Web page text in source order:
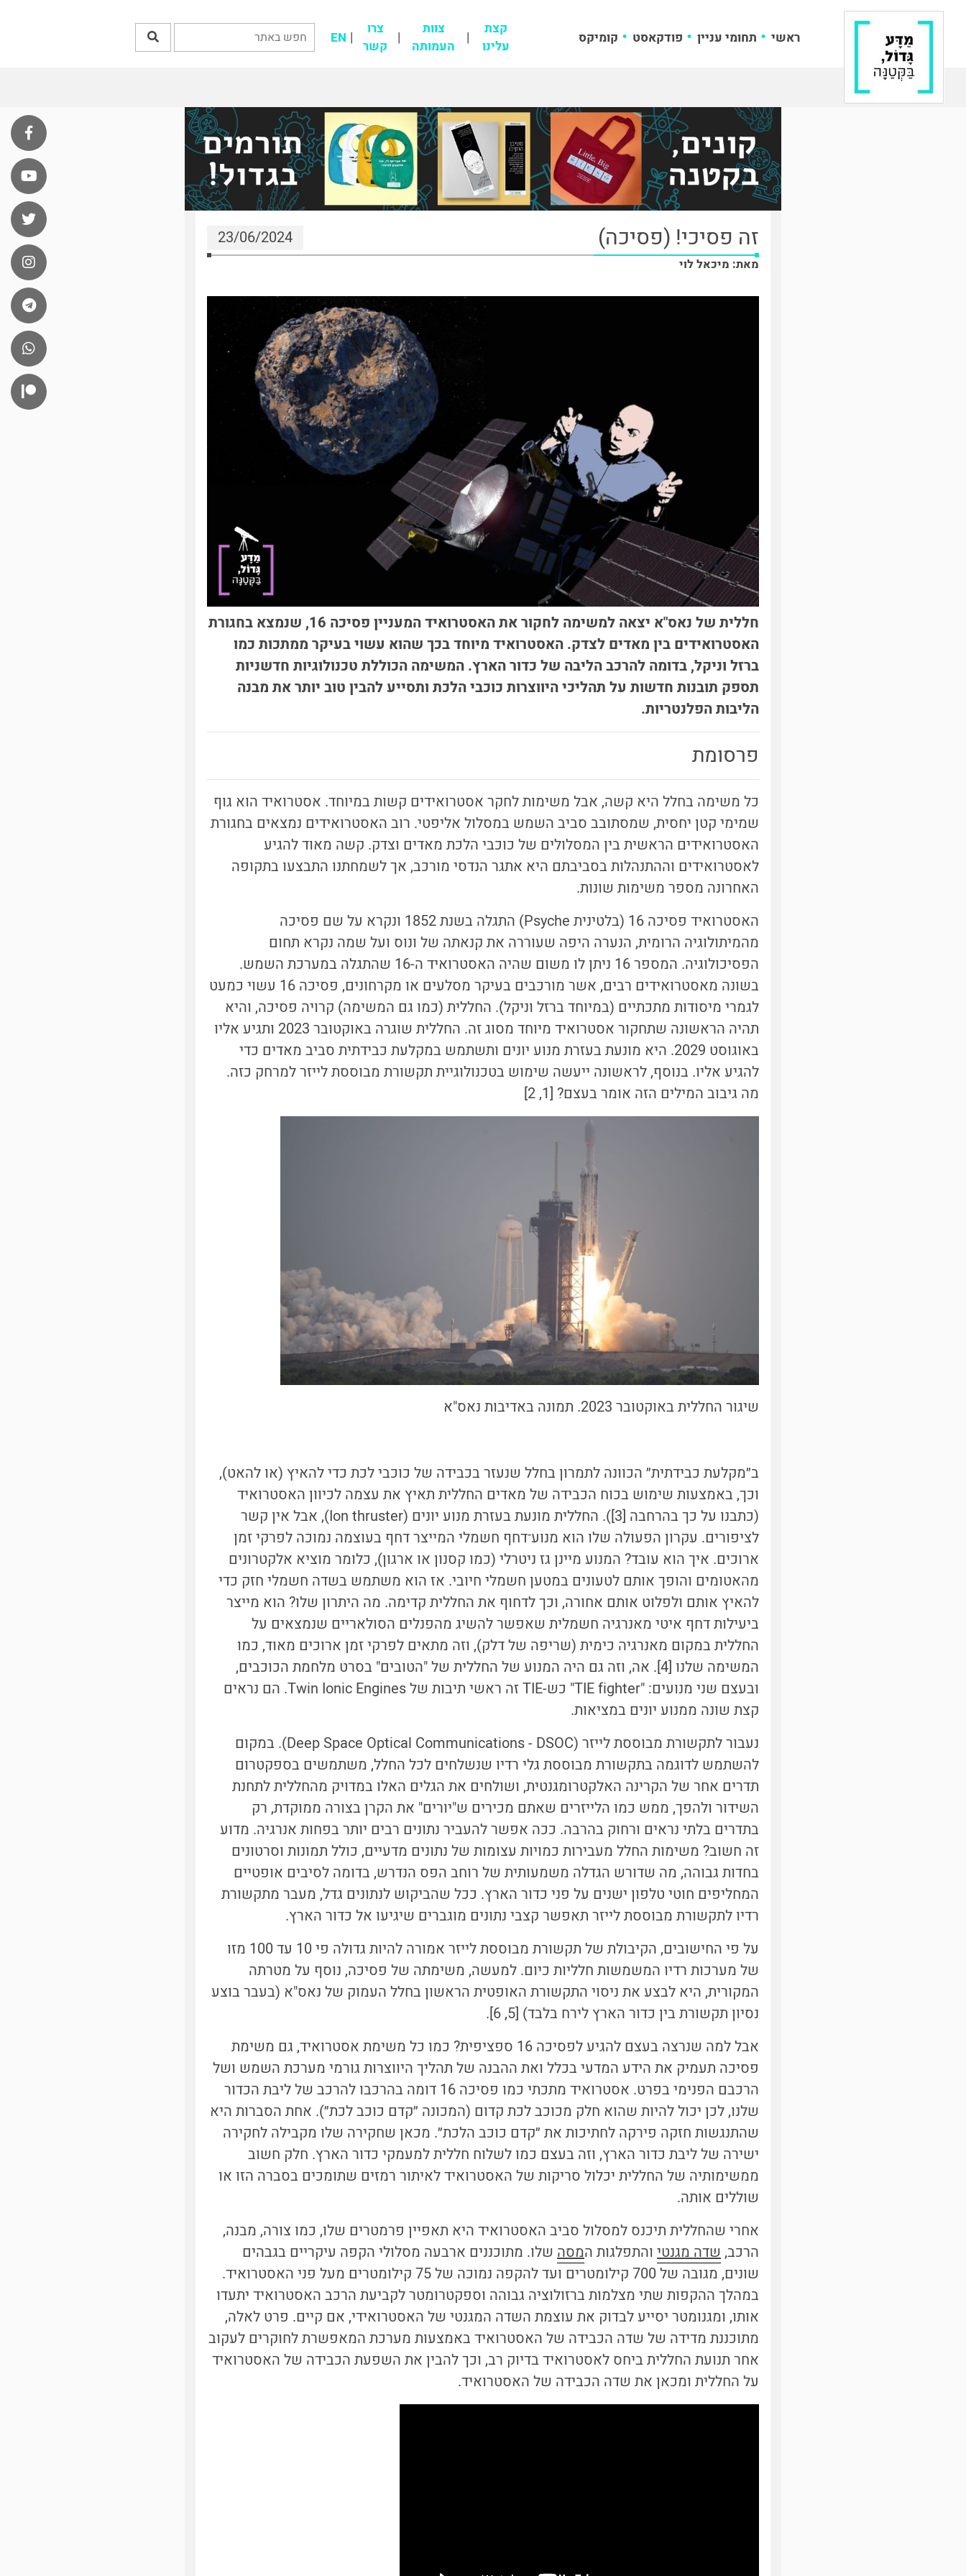
ראשי תחומי עניין פודקאסט קומיקס
קצת
עלינו
צוות
העמותה
צרו
קשר
EN
זה פסיכי! (פסיכה) 23/06/2024
מאת: מיכאל לוי
חללית של נאס"א יצאה למשימה לחקור את האסטרואיד המעניין פסיכה 16, שנמצא בחגורת
האסטרואידים בין מאדים לצדק. האסטרואיד מיוחד בכך שהוא עשוי בעיקר ממתכות כמו
ברזל וניקל, בדומה להרכב הליבה של כדור הארץ. המשימה הכוללת טכנולוגיות חדשניות
תספק תובנות חדשות על תהליכי היווצרות כוכבי הלכת ותסייע להבין טוב יותר את מבנה
הליבות הפלנטריות.
פרסומת
כל משימה בחלל היא קשה, אבל משימות לחקר אסטרואידים קשות במיוחד. אסטרואיד הוא גוף
שמימי קטן יחסית, שמסתובב סביב השמש במסלול אליפטי. רוב האסטרואידים נמצאים בחגורת
האסטרואידים הראשית בין המסלולים של כוכבי הלכת מאדים וצדק. קשה מאוד להגיע
לאסטרואידים וההתנהלות בסביבתם היא אתגר הנדסי מורכב, אך לשמחתנו התבצעו בתקופה
האחרונה מספר משימות שונות.
האסטרואיד פסיכה 16 (בלטינית Psyche) התגלה בשנת 1852 ונקרא על שם פסיכה
מהמיתולוגיה הרומית, הנערה היפה שעוררה את קנאתה של ונוס ועל שמה נקרא תחום
הפסיכולוגיה. המספר 16 ניתן לו משום שהיה האסטרואיד ה-16 שהתגלה במערכת השמש.
בשונה מאסטרואידים רבים, אשר מורכבים בעיקר מסלעים או מקרחונים, פסיכה 16 עשוי כמעט
לגמרי מיסודות מתכתיים (במיוחד ברזל וניקל). החללית (כמו גם המשימה) קרויה פסיכה, והיא
תהיה הראשונה שתחקור אסטרואיד מיוחד מסוג זה. החללית שוגרה באוקטובר 2023 ותגיע אליו
באוגוסט 2029. היא מונעת בעזרת מנוע יונים ותשתמש במקלעת כבידתית סביב מאדים כדי
להגיע אליו. בנוסף, לראשונה ייעשה שימוש בטכנולוגיית תקשורת מבוססת לייזר למרחק כזה.
מה גיבוב המילים הזה אומר בעצם? [1, 2]
שיגור החללית באוקטובר 2023. תמונה באדיבות נאס"א
ב״מקלעת כבידתית״ הכוונה לתמרון בחלל שנעזר בכבידה של כוכבי לכת כדי להאיץ (או להאט),
וכך, באמצעות שימוש בכוח הכבידה של מאדים החללית תאיץ את עצמה לכיוון האסטרואיד
(כתבנו על כך בהרחבה [3]). החללית מונעת בעזרת מנוע יונים (Ion thruster), אבל אין קשר
לציפורים. עקרון הפעולה שלו הוא מנוע־דחף חשמלי המייצר דחף בעוצמה נמוכה לפרקי זמן
ארוכים. איך הוא עובד? המנוע מיינן גז ניטרלי (כמו קסנון או ארגון), כלומר מוציא אלקטרונים
מהאטומים והופך אותם לטעונים במטען חשמלי חיובי. אז הוא משתמש בשדה חשמלי חזק כדי
להאיץ אותם ולפלוט אותם אחורה, וכך לדחוף את החללית קדימה. מה היתרון שלו? הוא מייצר
ביעילות דחף איטי מאנרגיה חשמלית שאפשר להשיג מהפנלים הסולאריים שנמצאים על
החללית במקום מאנרגיה כימית (שריפה של דלק), וזה מתאים לפרקי זמן ארוכים מאוד, כמו
המשימה שלנו [4].
אה, וזה גם היה המנוע של החללית של "הטובים" בסרט מלחמת הכוכבים,
ובעצם שני מנועים: "TIE fighter" כש-TIE זה ראשי תיבות של Twin Ionic Engines. הם נראים
קצת שונה ממנוע יונים במציאות.
נעבור לתקשורת מבוססת לייזר (Deep Space Optical Communications -
DSOC
). במקום
להשתמש לדוגמה בתקשורת מבוססת גלי רדיו שנשלחים לכל החלל, משתמשים בספקטרום
תדרים אחר של הקרינה האלקטרומגנטית, ושולחים את הגלים האלו במדויק מהחללית לתחנת
השידור ולהפך, ממש כמו הלייזרים שאתם מכירים ש"יורים" את הקרן בצורה ממוקדת, רק
בתדרים בלתי נראים ורחוק בהרבה. ככה אפשר להעביר נתונים רבים יותר בפחות אנרגיה. מדוע
זה חשוב? משימות החלל מעבירות כמויות עצומות של נתונים מדעיים, כולל תמונות וסרטונים
בחדות גבוהה, מה שדורש הגדלה משמעותית של רוחב הפס הנדרש, בדומה לסיבים אופטיים
המחליפים חוטי טלפון ישנים על פני כדור הארץ. ככל שהביקוש לנתונים גדל, מעבר מתקשורת
רדיו לתקשורת מבוססת לייזר תאפשר קצבי נתונים מוגברים שיגיעו אל כדור הארץ.
על פי החישובים, הקיבולת של תקשורת מבוססת לייזר אמורה להיות גדולה פי 10 עד 100 מזו
של מערכות רדיו המשמשות חלליות כיום. למעשה, משימתה של פסיכה, נוסף על מטרתה
המקורית, היא לבצע את ניסוי התקשורת האופטית הראשון בחלל העמוק של נאס"א (בעבר בוצע
נסיון תקשורת בין כדור הארץ לירח בלבד) [5, 6].
אבל למה שנרצה בעצם להגיע לפסיכה 16 ספציפית? כמו כל משימת אסטרואיד, גם משימת
פסיכה תעמיק את הידע המדעי בכלל ואת ההבנה של תהליך היווצרות גורמי מערכת השמש ושל
הרכבם הפנימי בפרט. אסטרואיד מתכתי כמו פסיכה 16 דומה בהרכבו להרכב של ליבת הכדור
שלנו, לכן יכול להיות שהוא חלק מכוכב לכת קדום (המכונה ״קדם כוכב לכת״). אחת הסברות היא
שהתנגשות חזקה פירקה לחתיכות את ״קדם כוכב הלכת״. מכאן שחקירה שלו מקבילה לחקירה
ישירה של ליבת כדור הארץ, וזה בעצם כמו לשלוח חללית למעמקי כדור הארץ. חלק חשוב
ממשימותיה של החללית יכלול סריקות של האסטרואיד לאיתור רמזים שתומכים בסברה הזו או
שוללים אותה.
אחרי שהחללית תיכנס למסלול סביב האסטרואיד היא תאפיין פרמטרים שלו, כמו צורה, מבנה,
הרכב,שדה מגנטי והתפלגות המסה שלו. מתוכננים ארבעה מסלולי הקפה עיקריים בגבהים
שונים, מגובה של 700 קילומטרים ועד להקפה נמוכה של 75 קילומטרים מעל פני האסטרואיד.
במהלך ההקפות שתי מצלמות ברזולוציה גבוהה וספקטרומטר לקביעת הרכב האסטרואיד יתעדו
אותו, ומגנומטר יסייע לבדוק את עוצמת השדה המגנטי של האסטרואידי, אם קיים. פרט לאלה,
מתוכננת מדידה של שדה הכבידה של האסטרואיד באמצעות מערכת המאפשרת לחוקרים לעקוב
אחר תנועת החללית ביחס לאסטרואיד בדיוק רב, וכך להבין את השפעת הכבידה של האסטרואיד
על החללית ומכאן את שדה הכבידה של האסטרואיד.